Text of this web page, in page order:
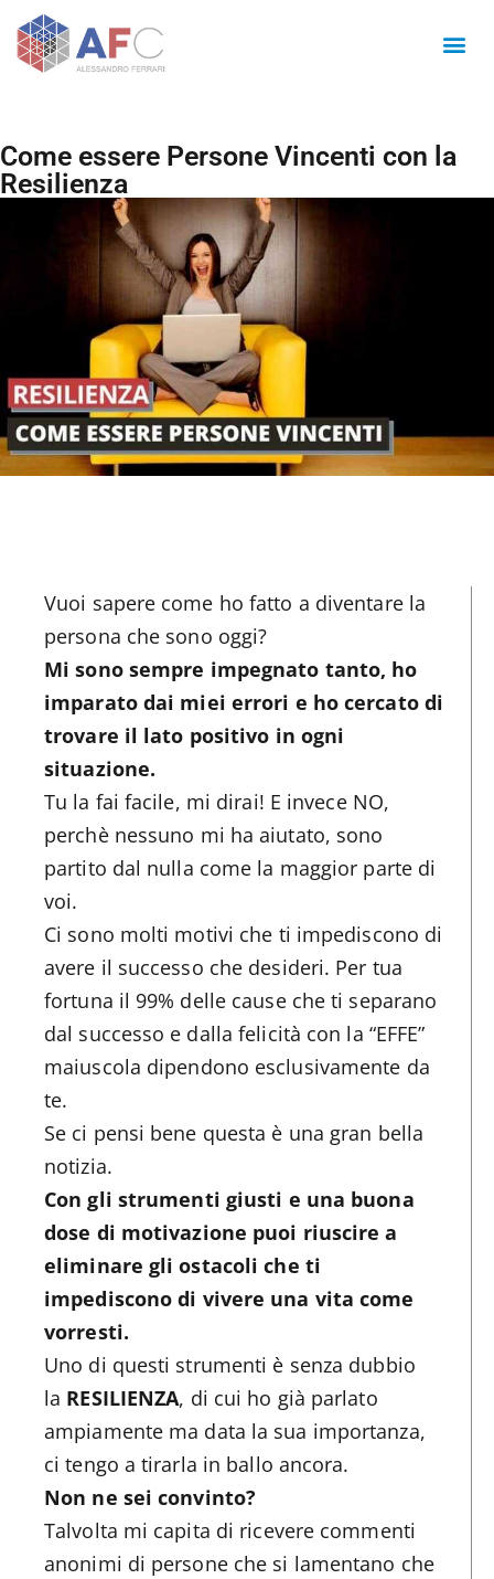
Come essere Persone Vincenti con la
Resilienza
Vuoi sapere come ho fatto a diventare la
persona che sono oggi?
Mi sono sempre impegnato tanto, ho
imparato dai miei errori e ho cercato di
trovare il lato positivo in ogni
situazione.
Tu la fai facile, mi dirai! E invece NO,
perchè nessuno mi ha aiutato, sono
partito dal nulla come la maggior parte di
voi.
Ci sono molti motivi che ti impediscono di
avere il successo che desideri. Per tua
fortuna il 99% delle cause che ti separano
dal successo e dalla felicità con la “EFFE”
maiuscola dipendono esclusivamente da
te.
Se ci pensi bene questa è una gran bella
notizia.
Con gli strumenti giusti e una buona
dose di motivazione puoi riuscire a
eliminare gli ostacoli che ti
impediscono di vivere una vita come
vorresti.
Uno di questi strumenti è senza dubbio
la RESILIENZA, di cui ho già parlato
ampiamente ma data la sua importanza,
ci tengo a tirarla in ballo ancora.
Non ne sei convinto?
Talvolta mi capita di ricevere commenti
anonimi di persone che si lamentano che